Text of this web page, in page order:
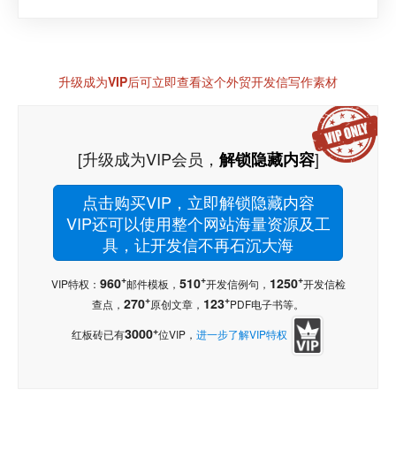
升级成为VIP后可立即查看这个外贸开发信写作素材
[升级成为VIP会员， 解锁隐藏内容]
点击购买VIP，立即解锁隐藏内容
VIP还可以使用整个网站海量资源及工
具，让开发信不再石沉大海
VIP特权： 960+邮件模板， 510+开发信例句， 1250+开发信检
查点， 270+原创文章， 123+PDF电子书等。
红板砖已有3000+位VIP， 进一步了解VIP特权